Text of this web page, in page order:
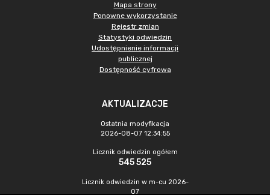
Mapa strony
Ponowne wykorzystanie
Rejestr zmian
Statystyki odwiedzin
Udostępnienie informacji
publicznej
Dostępność cyfrowa
AKTUALIZACJE
Ostatnia modyfikacja
2026-08-07 12:34:55
Licznik odwiedzin ogółem
545 525
Licznik odwiedzin w m-cu 2026-
07